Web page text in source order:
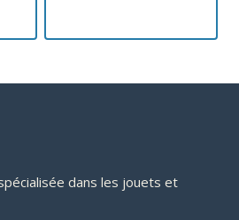
dans les jouets et